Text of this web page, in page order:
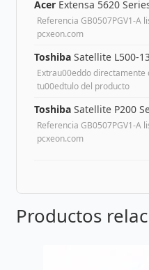
Acer Extensa 5620
Referencia GB0507PGV1-A
pcxeon.com
Toshiba Satellite L500-
Extrau00eddo
tu00edtulo del producto
Toshiba Satellite P200
Referencia GB0507PGV1-A
pcxeon.com
Productos